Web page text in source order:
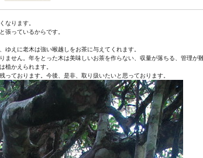
なります。
張っているからです。
えに老木は強い喉越しをお茶に与えてくれます。
ません。年をとった木は美味しいお茶を作らない、収量が落ちる、管理が
植かえられます。
ております。今後、是非、取り扱いたいと思っております。